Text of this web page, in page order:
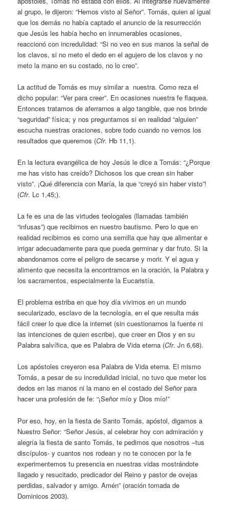
al grupo, le dijeron: “Hemos visto al Señor”. Tomás, quien al igual
que los demás no había captado el anuncio de la resurrección
que Jesús les había hecho en innumerables ocasiones,
reaccionó con incredulidad: “Si no veo en sus manos la señal de
los clavos, si no meto el dedo en el agujero de los clavos y no
meto la mano en su costado, no lo creo”.
La actitud de Tomás es muy similar a nuestra. Como reza el
dicho popular: “Ver para creer”. En ocasiones nuestra fe flaquea.
Entonces tratamos de aferrarnos a algo tangible, que nos brinde
“seguridad” física; y nos preguntamos si en realidad “alguien”
escucha nuestras oraciones, sobre todo cuando no vemos los
resultados que queremos (Cfr. Hb 11,1).
En la lectura evangélica de hoy Jesús le dice a Tomás: “¿Porque
me has visto has creído? Dichosos los que crean sin haber
visto”. ¡Qué diferencia con María, la que “creyó sin haber visto”!
(Cfr. Lc 1,45;).
La fe es una de las virtudes teologales (llamadas también
“infusas”) que recibimos en nuestro bautismo. Pero lo que en
realidad recibimos es como una semilla que hay que alimentar e
irrigar adecuadamente para que pueda germinar y dar fruto. Si la
abandonamos corre el peligro de secarse y morir. Y el agua y
alimento que necesita la encontramos en la oración, la Palabra y
los sacramentos, especialmente la Eucaristía.
El problema estriba en que hoy día vivimos en un mundo
secularizado, esclavo de la tecnología, en el que resulta más
fácil creer lo que dice la internet (sin cuestionarnos la fuente ni
las intenciones de quien escribe), que creer en Dios y en su
Palabra salvífica, que es Palabra de Vida eterna (Cfr. Jn 6,68).
Los apóstoles creyeron esa Palabra de Vida eterna. El mismo
Tomás, a pesar de su incredulidad inicial, no tuvo que meter los
dedos en las manos ni la mano en el costado del Señor para
hacer una profesión de fe: “¡Señor mío y Dios mío!”
Por eso, hoy, en la fiesta de Santo Tomás, apóstol, digamos a
Nuestro Señor: “Señor Jesús, al celebrar hoy con admiración y
alegría la fiesta de santo Tomás, te pedimos que nosotros –tus
discípulos- y cuantos nos rodean y no te conocen por la fe
experimentemos tu presencia en nuestras vidas mostrándote
llagado y resucitado, predicador del Reino y pastor de ovejas
perdidas, salvador y amigo. Amén” (oración tomada de
Dominicos 2003).